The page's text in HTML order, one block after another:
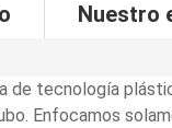
Nuestro
de tecnología
Enfocamos